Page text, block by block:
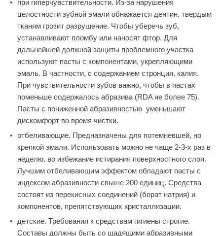
при гиперчувствительности. Из-за нарушения
целостности зубной эмали обнажается дентин, твердым
тканям грозит разрушение. Чтобы уберечь зуб,
устанавливают пломбу или наносят фтор. Для
дальнейшей должной защиты проблемного участка
используют пасты с компонентами, укрепляющими
эмаль. В частности, с содержанием стронция, калия.
При чувствительности зубов важно, чтобы в пастах
поменьше содержалось абразива (RDA не более 75).
Пасты с пониженной абразивностью уменьшают
дискомфорт во время чистки.
отбеливающие. Предназначены для потемневшей, но
крепкой эмали. Использовать можно не чаще 2-3-х раз в
неделю, во избежание истирания поверхностного слоя.
Лучшим отбеливающим эффектом обладают пасты с
индексом абразивности свыше 200 единиц. Средства
состоят из перекисных соединений (борат натрия) и
компонентов, препятствующих кристаллизации.
детские. Требования к средствам гигиены строгие.
Составы должны быть со щадящими абразивными